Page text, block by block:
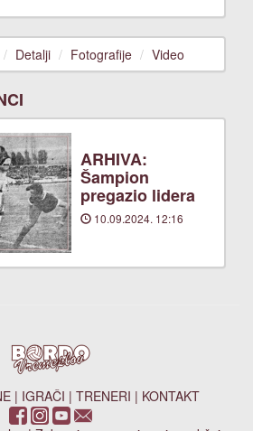
Detalji Fotografije Video
ARHIVA:
Šampion
pregazio lidera
10.09.2024. 12:16
| IGRAČI | TRENERI | KONTAKT